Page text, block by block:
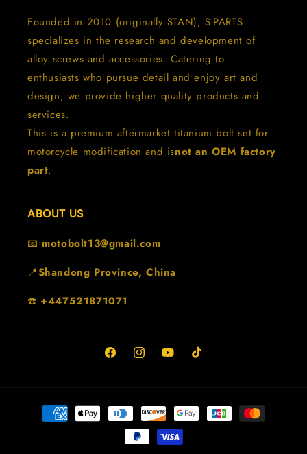
Founded in 2010 (originally STAN), S-PARTS
specializes in the research and development of
alloy screws and accessories. Catering to
enthusiasts who pursue detail and enjoy art and
design, we provide higher quality products and
services.
This is a premium aftermarket titanium bolt set for
motorcycle modification and isnot an OEM factory
part.
ABOUT US
📧 motobolt13@gmail.com
📍Shandong Province, China
☎️ +447521871071
FacebookInstagramYouTubeTikTok
Metodi